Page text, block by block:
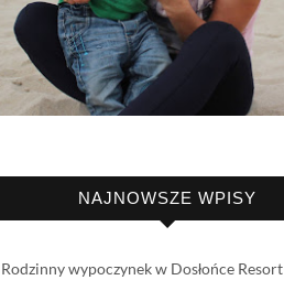
NAJNOWSZE WPISY
Rodzinny wypoczynek w Dosłońce Resort